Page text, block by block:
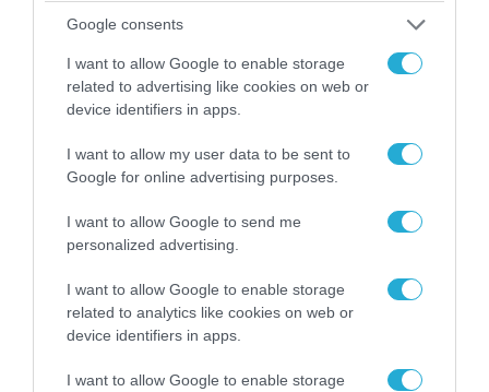
Google consents
I want to allow Google to enable storage
related to advertising like cookies on web or
device identifiers in apps.
I want to allow my user data to be sent to
Google for online advertising purposes.
I want to allow Google to send me
personalized advertising.
I want to allow Google to enable storage
related to analytics like cookies on web or
device identifiers in apps.
I want to allow Google to enable storage
06.08.2026 | 14:02
«Επιχείρηση ελεύθερα πεζοδρόμια» στην
αντικείμενα από κοινόχρηστους χώρους